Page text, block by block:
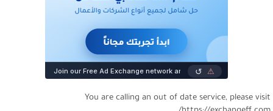
You are calling an out of date service, please visit